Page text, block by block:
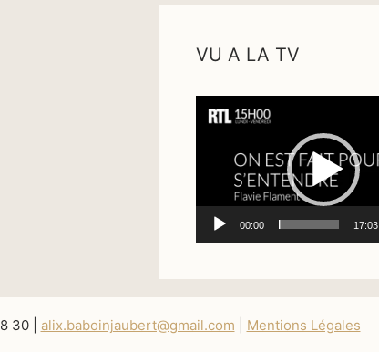
VU A LA TV
Lecteur
vidéo
00:00 17:03
30 | alix.baboinjaubert@gmail.com Mentions Légales